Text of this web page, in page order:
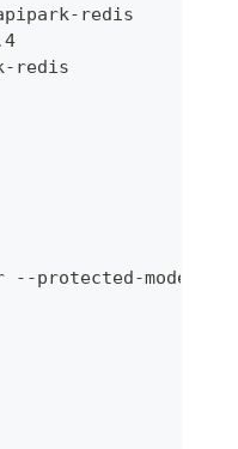
redis
redis
--protected-mode